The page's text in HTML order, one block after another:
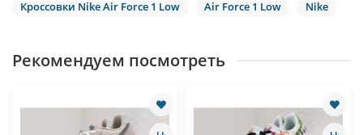
Кроссовки Nike Air Force 1 Low Air Force 1 Low Nike
Рекомендуем посмотреть